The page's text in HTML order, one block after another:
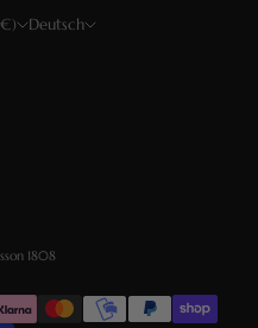
Frankreich (EUR €) Deutsch
1808